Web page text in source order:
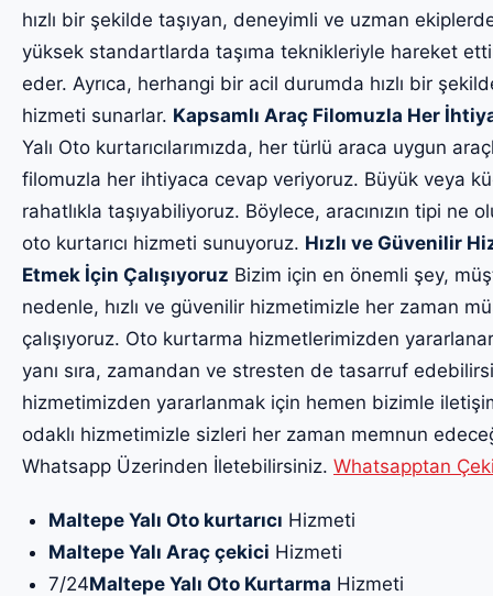
hızlı bir şekilde taşıyan, deneyimli ve uzman
yüksek standartlarda taşıma teknikleriyle hareket
eder. Ayrıca, herhangi bir acil durumda hızlı bir
hizmeti sunarlar. Kapsamlı Araç Filomuzla Her
Yalı Oto kurtarıcılarımızda, her türlü araca uygun
filomuzla her ihtiyaca cevap veriyoruz. Büyük veya
rahatlıkla taşıyabiliyoruz. Böylece, aracınızın tipi ne
oto kurtarıcı hizmeti sunuyoruz. Hızlı ve Güvenilir
Etmek İçin Çalışıyoruz Bizim için en önemli şey,
nedenle, hızlı ve güvenilir hizmetimizle her zaman
çalışıyoruz. Oto kurtarma hizmetlerimizden
yanı sıra, zamandan ve stresten de tasarruf
hizmetimizden yararlanmak için hemen bizimle
odaklı hizmetimizle sizleri her zaman memnun
Whatsapp Üzerinden İletebilirsiniz. Whatsapptan
Maltepe Yalı Oto kurtarıcı Hizmeti
Maltepe Yalı Araç çekici Hizmeti
7/24Maltepe Yalı Oto Kurtarma Hizmeti